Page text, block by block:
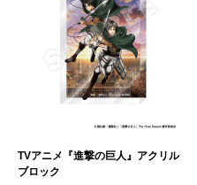
TVアニメ『進撃の巨人』アクリル
ブロック